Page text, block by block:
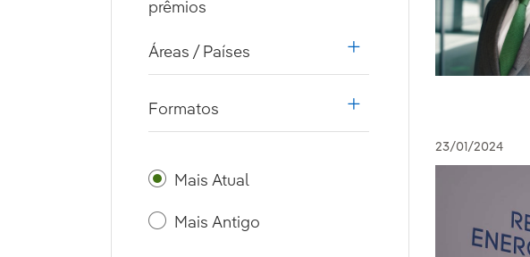
prêmios
Áreas / Países
Formatos
Mais Atual
Mais Antigo
23/01/2024